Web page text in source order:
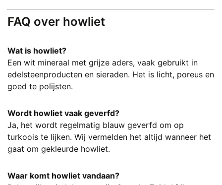
FAQ over howliet
Wat is howliet?
Een wit mineraal met grijze aders, vaak gebruikt in
edelsteenproducten en sieraden. Het is licht, poreus en
goed te polijsten.
Wordt howliet vaak geverfd?
Ja, het wordt regelmatig blauw geverfd om op
turkoois te lijken. Wij vermelden het altijd wanneer het
gaat om gekleurde howliet.
Waar komt howliet vandaan?